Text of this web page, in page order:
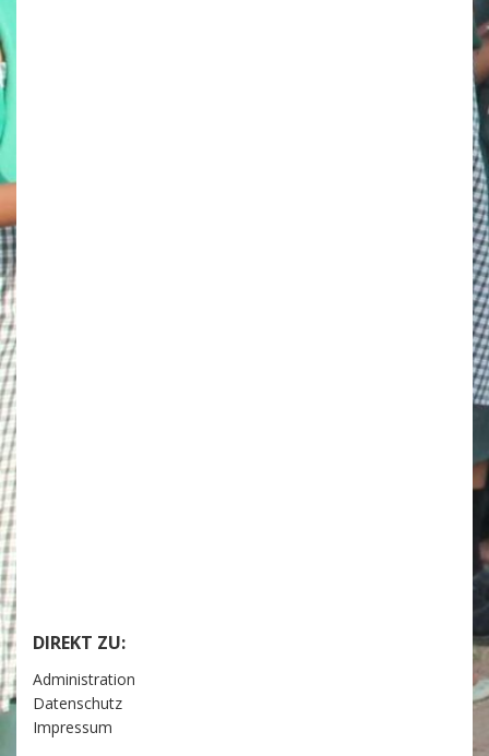
DIREKT ZU:
Administration
Datenschutz
Impressum